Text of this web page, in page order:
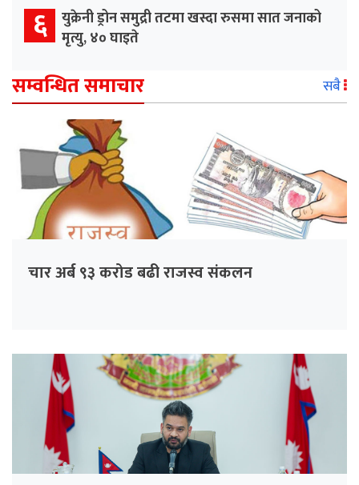
६ युक्रेनी ड्रोन समुद्री तटमा खस्दा रुसमा सात जनाको
मृत्यु, ४० घाइते
सम्वन्धित समाचार सबै
चार अर्ब ९३ करोड बढी राजस्व संकलन